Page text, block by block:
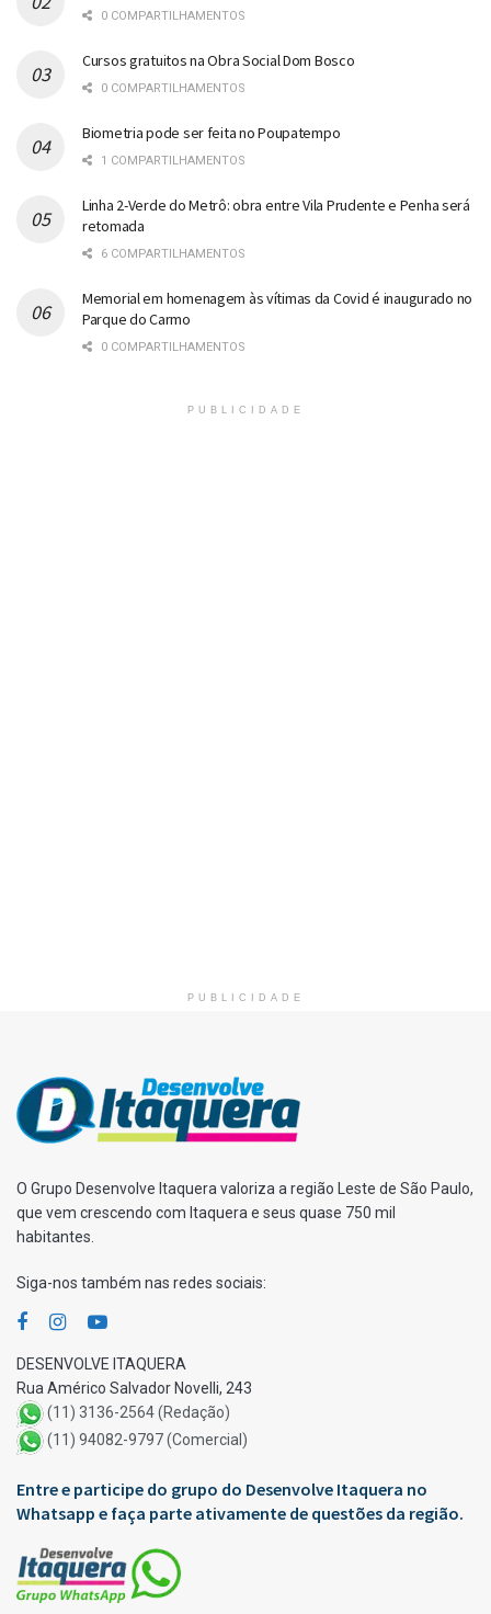
0 COMPARTILHAMENTOS
Cursos gratuitos na Obra Social Dom Bosco
0 COMPARTILHAMENTOS
Biometria pode ser feita no Poupatempo
1 COMPARTILHAMENTOS
Linha 2-Verde do Metrô: obra entre Vila Prudente e Penha será
retomada
6 COMPARTILHAMENTOS
Memorial em homenagem às vítimas da Covid é inaugurado no
Parque do Carmo
0 COMPARTILHAMENTOS
PUBLICIDADE
PUBLICIDADE
O Grupo Desenvolve Itaquera valoriza a região Leste de São Paulo,
que vem crescendo com Itaquera e seus quase 750 mil
habitantes.
Siga-nos também nas redes sociais:
DESENVOLVE ITAQUERA
Rua Américo Salvador Novelli, 243
(11) 3136-2564 (Redação)
(11) 94082-9797 (Comercial)
Entre e participe do grupo do Desenvolve Itaquera no
Whatsapp e faça parte ativamente de questões da região.